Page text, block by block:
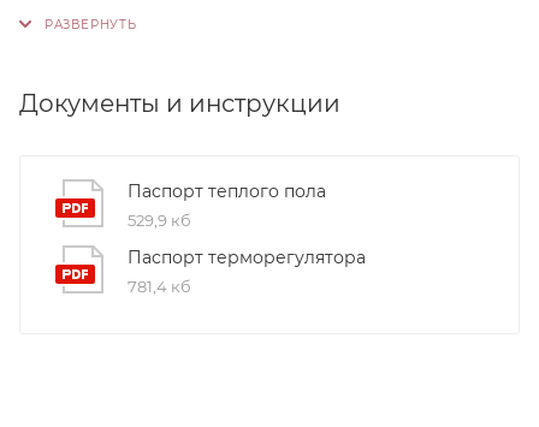
Документы и инструкции
Паспорт теплого пола
529,9 кб
Паспорт терморегулятора
781,4 кб